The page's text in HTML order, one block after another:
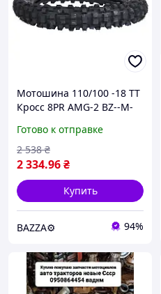
Мотошина 110/100 -18 TT
Кросс 8PR AMG-2 BZ--M-
доставка мото запчасти
запчастей для скутера
тюнинг
Готово к отправке
2 334.96₴
2 538 ₴
Купить
BAZZA⚙️ 94%